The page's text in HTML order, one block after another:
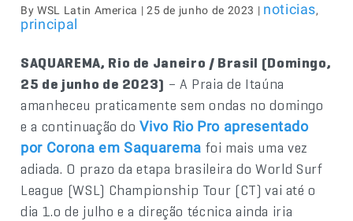
By WSL Latin America | 25 de junho de 2023 | noticias,
principal
SAQUAREMA, Rio de Janeiro / Brasil (Domingo,
25 de junho de 2023) – A Praia de Itaúna
amanheceu praticamente sem ondas no domingo
e a continuação doVivo Rio Pro apresentado
por Corona em Saquarema foi mais uma vez
adiada. O prazo da etapa brasileira do World Surf
League (WSL) Championship Tour (CT) vai até o
dia 1.o de julho e a direção técnica ainda iria